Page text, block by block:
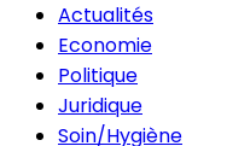
Actualités
Economie
Politique
Juridique
Soin/Hygiène